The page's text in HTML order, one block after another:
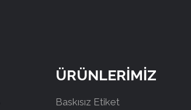
ÜRÜNLERİMİZ
Baskısız Etiket